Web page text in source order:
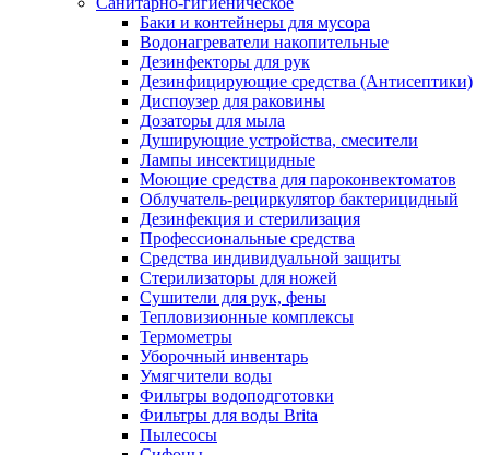
Баки и контейнеры для мусора
Водонагреватели накопительные
Дезинфекторы для рук
Дезинфицирующие средства (Антисептики)
Диспоузер для раковины
Дозаторы для мыла
Душирующие устройства, смесители
Лампы инсектицидные
Моющие средства для пароконвектоматов
Облучатель-рециркулятор бактерицидный
Дезинфекция и стерилизация
Профессиональные средства
Средства индивидуальной защиты
Стерилизаторы для ножей
Сушители для рук, фены
Тепловизионные комплексы
Термометры
Уборочный инвентарь
Умягчители воды
Фильтры водоподготовки
Фильтры для воды Brita
Пылесосы